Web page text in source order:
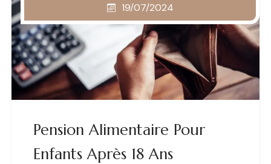
Pension Alimentaire Pour
Enfants Après 18 Ans
19/07/2024